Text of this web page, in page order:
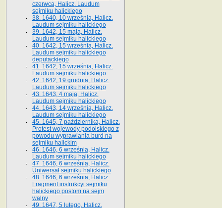
czerwca, Halicz. Laudum
sejmiku halickiego
38. 1640, 10 września, Halicz.
Laudum sejmiku halickiego
39. 1642, 15 maja, Halicz.
Laudum sejmiku halickiego
40. 1642, 15 września, Halicz.
Laudum sejmiku halickiego
deputackiego
41. 1642, 15 września, Halicz.
Laudum sejmiku halickiego
42. 1642, 19 grudnia, Halicz.
Laudum sejmiku halickiego
43. 1643, 4 maja, Halicz.
Laudum sejmiku halickiego
44. 1643, 14 września, Halicz.
Laudum sejmiku halickiego
45. 1645, 7 października, Halicz.
Protest wojewody podolskiego z
powodu wyprawiania burd na
sejmiku halickim
46. 1646, 6 września, Halicz.
Laudum sejmiku halickiego
47. 1646, 6 września, Halicz.
Uniwersał sejmiku halickiego
48. 1646, 6 września, Halicz.
Fragment instrukcyi sejmiku
halickiego postom na sejm
walny
49. 1647, 5 lutego, Halicz.